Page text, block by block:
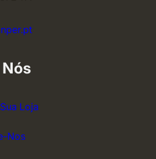
Loja
Nos